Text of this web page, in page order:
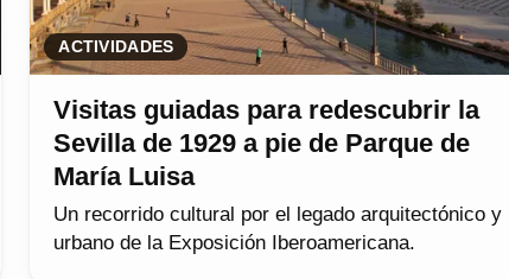
ACTIVIDADES
Visitas guiadas para redescubrir la
Sevilla de 1929 a pie de Parque de
María Luisa
Un recorrido cultural por el legado arquitectónico y
urbano de la Exposición Iberoamericana.